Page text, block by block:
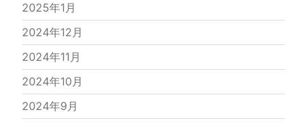
2025年1月
2024年12月
2024年11月
2024年10月
2024年9月